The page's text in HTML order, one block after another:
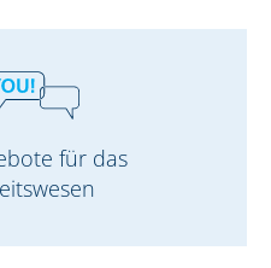
für das